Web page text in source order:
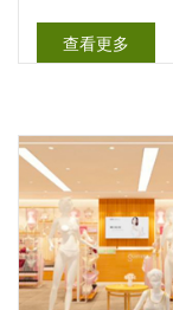
常的刚需产品.......
查看更多